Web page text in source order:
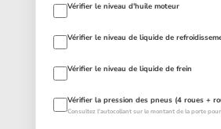
Vérifier le niveau d'huile moteur
Vérifier le niveau de liquide de
Vérifier le niveau de liquide de frein
Vérifier la pression des pneus (4 roues +
Consultez l'autocollant sur le montant de la porte